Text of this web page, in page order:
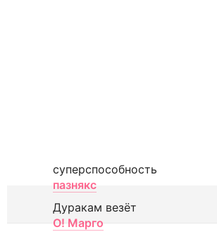
суперспособность
пазнякс
Дуракам везёт
О! Марго